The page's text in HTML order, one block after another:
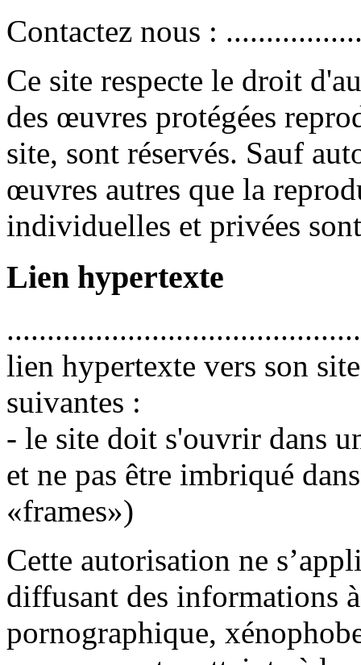
Contactez nous :
Ce site respecte le droit
des œuvres protégées
site, sont réservés. Sauf
œuvres autres que la
individuelles et privées
Lien hypertexte
lien hypertexte vers son
suivantes :
- le site doit s'ouvrir dans
et ne pas être imbriqué
«frames»)
Cette autorisation ne
diffusant des informations
pornographique,